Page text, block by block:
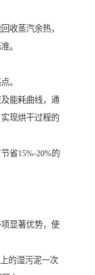
收蒸汽余热，
。
。
能耗曲线，通
现烘干过程的
省15%-20%的
显著优势，使
的湿污泥一次